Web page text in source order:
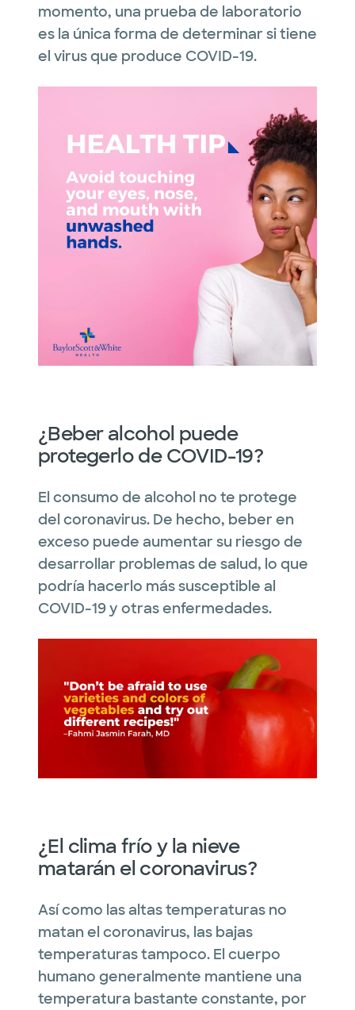
momento, una prueba de laboratorio
es la única forma de determinar si tiene
el virus que produce COVID-19.
¿Beber alcohol puede
protegerlo de COVID-19?
El consumo de alcohol no te protege
del coronavirus. De hecho, beber en
exceso puede aumentar su riesgo de
desarrollar problemas de salud, lo que
podría hacerlo más susceptible al
COVID-19 y otras enfermedades.
¿El clima frío y la nieve
matarán el coronavirus?
Así como las altas temperaturas no
matan el coronavirus, las bajas
temperaturas tampoco. El cuerpo
humano generalmente mantiene una
temperatura bastante constante, por